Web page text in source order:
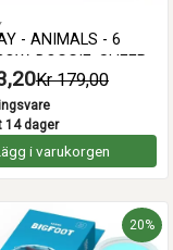
- ANIMALS - 6
DOGGIE, SHEEP
Kr 179,00
14 dager
i varukorgen
20%